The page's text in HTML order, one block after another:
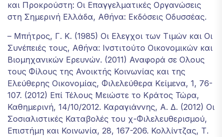
και Προκρούστη: Οι Επαγγελματικές Οργανώσεις
στη Σημερινή Ελλάδα, Αθήνα: Εκδόσεις Οδυσσέας.
– Μπήτρος, Γ. Κ. (1985) Οι Ελεγχοι των Τιμών και Οι
Συνέπειές τους, Αθήνα: Ινστιτούτο Οικονομικών και
Βιομηχανικών Ερευνών. (2011) Αναφορά σε Ολους
τους Φίλους της Ανοικτής Κοινωνίας και της
Ελεύθερης Οικονομίας, Φιλελεύθερα Κείμενα, 1, 76-
107. (2012) Επί Τέλους Μειώστε το Κράτος Τώρα,
Καθημερινή, 14/10/2012. Καραγιάννης, Α. Δ. (2012) Οι
Σοσιαλιστικές Καταβολές του χ-Φιλελευθερισμού,
Επιστήμη και Κοινωνία, 28, 167-206. Κολλίντζας, Τ.